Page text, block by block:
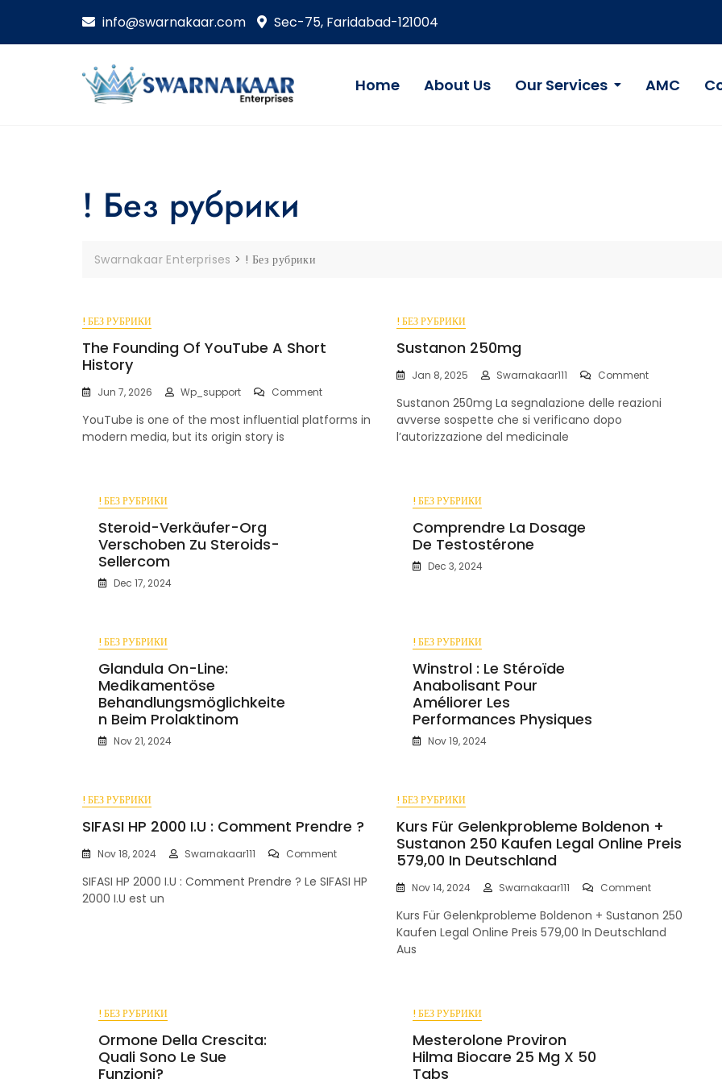
content
info@swarnakaar.com Sec-75, Faridabad-121004
Home About Us Our Services AMC
! Без рубрики
Swarnakaar Enterprises > ! Без рубрики
! БЕЗ РУБРИКИ
The Founding Of YouTube A Short
History
Jun 7, 2026 Wp_support CommentOn
Founding
YouTube is one of the most influential platforms in
modern media, but its origin story is
! БЕЗ РУБРИКИ
Sustanon 250mg
Jan 8, 2025 Swarnakaar111 CommentOn
250mg
Sustanon 250mg La segnalazione delle reazioni
avverse sospette che si verificano dopo
l’autorizzazione del medicinale
! БЕЗ РУБРИКИ
Steroid-Verkäufer-Org
Verschoben Zu Steroids-
Sellercom
Dec 17, 2024
! БЕЗ РУБРИКИ
Comprendre La Dosage
De Testostérone
Dec 3, 2024
! БЕЗ РУБРИКИ
Glandula On-Line:
Medikamentöse
Behandlungsmöglichkeite
N Beim Prolaktinom
Nov 21, 2024
! БЕЗ РУБРИКИ
Winstrol : Le Stéroïde
Anabolisant Pour
Améliorer Les
Performances Physiques
Nov 19, 2024
! БЕЗ РУБРИКИ
SIFASI HP 2000 I.U : Comment Prendre ?
Nov 18, 2024 Swarnakaar111 CommentOn
HP
SIFASI HP 2000 I.U : Comment Prendre ? Le SIFASI HP
2000 I.U est un
! БЕЗ РУБРИКИ
Kurs Für Gelenkprobleme Boldenon +
Sustanon 250 Kaufen Legal Online Preis
579,00 In Deutschland
Nov 14, 2024 Swarnakaar111 CommentOn
Für
Kurs Für Gelenkprobleme Boldenon + Sustanon 250
Kaufen Legal Online Preis 579,00 In Deutschland
Aus
! БЕЗ РУБРИКИ
Ormone Della Crescita:
Quali Sono Le Sue
Funzioni?
! БЕЗ РУБРИКИ
Mesterolone Proviron
Hilma Biocare 25 Mg X 50
Tabs